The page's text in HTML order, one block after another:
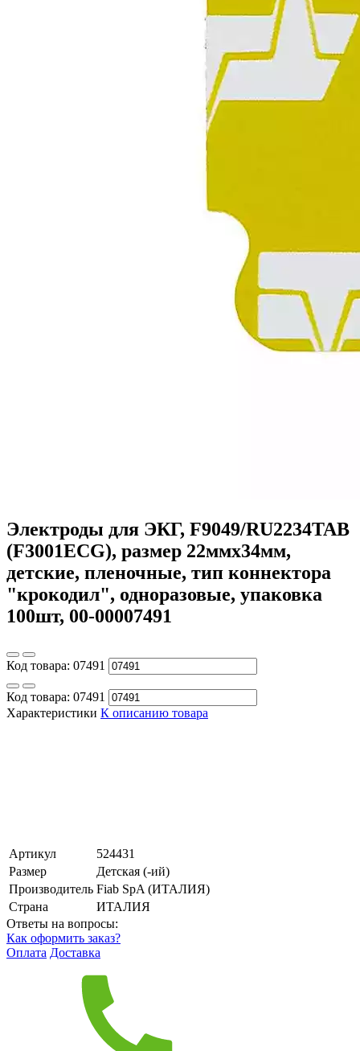
Электроды для ЭКГ, F9049/RU2234TAB
(F3001ECG), размер 22ммх34мм,
детские, пленочные, тип коннектора
"крокодил", одноразовые, упаковка
100шт, 00-00007491
Код товара: 07491
Код товара: 07491
Характеристики К описанию товара
Артикул
524431
Размер
Детская (-ий)
Производитель Fiab SpA (ИТАЛИЯ)
Страна
ИТАЛИЯ
Ответы на вопросы:
Как оформить заказ?
Оплата Доставка